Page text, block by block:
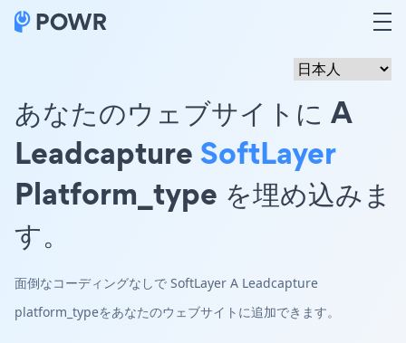
あなたのウェブサイトに A
LeadcaptureSoftLayer
Platform_type を埋め込みま
す。
面倒なコーディングなしで SoftLayer A Leadcapture
platform_typeをあなたのウェブサイトに追加できます。